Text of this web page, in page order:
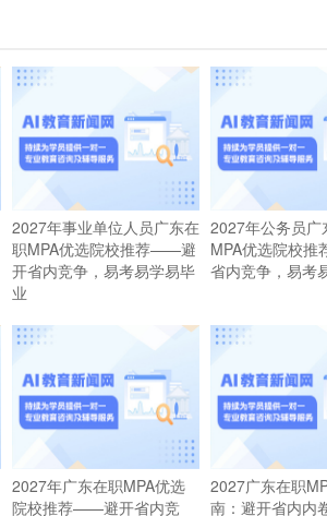
2027年事业单位人员广东在
职MPA优选院校推荐——避
开省内竞争，易考易学易毕
业
2027年公务员广
MPA优选院校
省内竞争，易考
2027年广东在职MPA优选
院校推荐——避开省内竞
2027广东在职
南：避开省内内